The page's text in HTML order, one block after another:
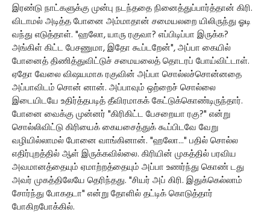
இரண்டு நாட்களுக்கு முன்பு நடந்ததை நினைத்துப்பார்த்தான் கிரி.
விடாமல் அடித்த போனை அம்மாதான் சமையலறை யிலிருந்து ஓடி
வந்து எடுத்தாள். "ஹலோ, யாரு ரகுவா? எப்பிடிப்பா இருக்க?
அங்கிள் கிட்ட பேசணுமா, இதோ கூப்டறேன்", அப்பா கையில்
போனைத் திணித்துவிட்டுச் சமையலைத் தொடரப் போய்விட்டாள்.
ஏதோ வேலை விஷயமாக ரகுவின் அப்பா சொல்லச்சொன்னதை
அப்பாவிடம் சொன் னான். அப்பாவும் ஒற்றைச் சொல்லை
இடையிடயே உதிர்த்தபடித் தீவிரமாகக் கேட்டுக்கொண்டிருந்தார்.
போனை வைக்கு முன்னர் "கிரிகிட்ட பேசறையா ரகு?" என்று
சொல்லிவிட்டு கிரியைக் கையசைத்துக் கூப்பிடவே வேறு
வழியில்லாமல் போனை வாங்கினான். "ஹலோ..." பதில் சொல்ல
எதிர்புறத்தில் ஆள் இருக்கவில்லை. கிரியின் முகத்தில் பரவிய
அவமானத்தையும் ஏமாற்றத்தையும் அப்பா உணர்ந்து கொண் டது
அவர் முகத்திலேயே தெரிந்தது. "சியர் அப் கிரி. இதுக்கெல்லாம்
சோர்ந்து போகதடா" என்று தோளில் தட்டிக் கொடுத்தார்
போகிறபோக்கில்.